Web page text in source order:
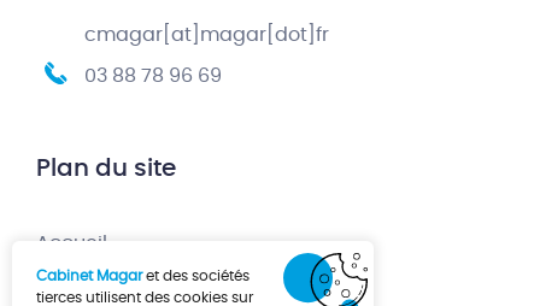
cmagar[at]magar[dot]fr
03 88 78 96 69
Plan du site
Accueil
Création d’entreprise
Cabinet Magaret des sociétés
tierces utilisent des cookies sur